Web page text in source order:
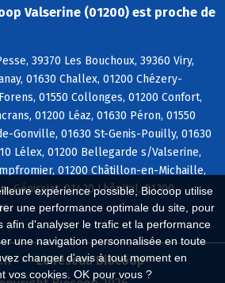
expérience possible, Biocoop utilise
une performance optimale du site, pour
afin d'analyser le trafic et la performance
une navigation personnalisée en toute
changer d'avis à tout moment en
vos cookies. OK pour vous ?
Valserine (01200) est proche de
39370 Les Bouchoux, 39360 Viry,
01630 Challex, 01200 Chézery-
01550 Collonges, 01200 Confort,
01200 Léaz, 01630 Péron, 01550
Gonville, 01630 St-Genis-Pouilly, 01630
Lélex, 01200 Bellegarde s/Valserine,
01200 Châtillon-en-Michaille,
Génissiat, 01420 Lhôpital, 01200
Le réseau Biocoop